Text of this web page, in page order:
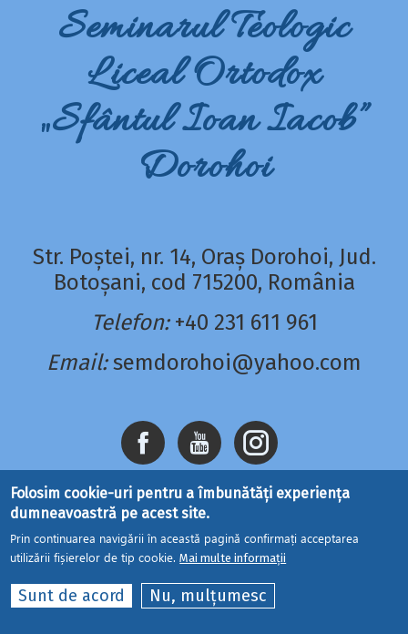
Seminarul Teologic
Liceal Ortodox
„Sfântul Ioan Iacob”
Dorohoi
Str. Poștei, nr. 14, Oraș Dorohoi, Jud.
Botoșani, cod 715200, România
Telefon: +40 231 611 961
Email: semdorohoi@yahoo.com
Site dezvoltat deDOXOLOGIA MEDIA
Moldovei și Bucovinei | ©seminaruldorohoi.ro
Folosim cookie-uri pentru a îmbunătăți experiența
dumneavoastră pe acest site.
Prin continuarea navigării în această pagină confirmați acceptarea
utilizării fișierelor de tip cookie. Mai multe informații
Sunt de acord Nu, mulțumesc